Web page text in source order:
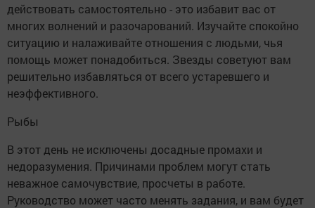
действовать самостоятельно - это избавит вас от
многих волнений и разочарований. Изучайте спокойно
ситуацию и налаживайте отношения с людьми, чья
помощь может понадобиться. Звезды советуют вам
решительно избавляться от всего устаревшего и
неэффективного.
Рыбы
В этот день не исключены досадные промахи и
недоразумения. Причинами проблем могут стать
неважное самочувствие, просчеты в работе.
Руководство может часто менять задания, и вам будет